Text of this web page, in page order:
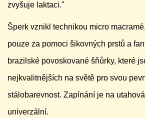
zvyšuje laktaci."
Šperk vznikl technikou micro
pouze za pomoci šikovných prstů a
brazilské povoskované šňůrky, které
nejkvalitnějších na světě pro svou
stálobarevnost. Zapínání je na
univerzální.